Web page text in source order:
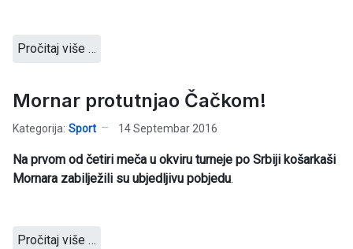
Pročitaj više …
Mornar protutnjao Čačkom!
Kategorija: Sport 14 Septembar 2016
Na prvom od četiri meča u okviru turneje po Srbiji košarkaši
Mornara zabilježili su ubjedljivu pobjedu.
Pročitaj više …